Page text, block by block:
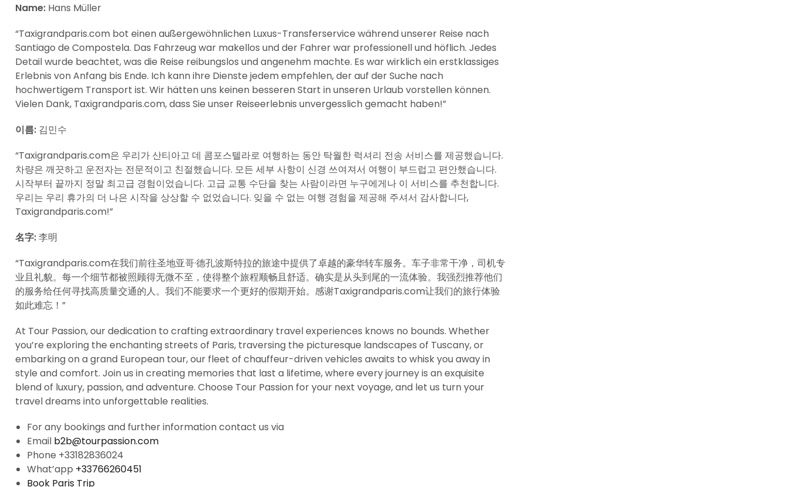
Name: Hans Müller
“Taxigrandparis.com bot einen außergewöhnlichen Luxus-Transferservice während unserer Reise nach
Santiago de Compostela. Das Fahrzeug war makellos und der Fahrer war professionell und höflich. Jedes
Detail wurde beachtet, was die Reise reibungslos und angenehm machte. Es war wirklich ein erstklassiges
Erlebnis von Anfang bis Ende. Ich kann ihre Dienste jedem empfehlen, der auf der Suche nach
hochwertigem Transport ist. Wir hätten uns keinen besseren Start in unseren Urlaub vorstellen können.
Vielen Dank, Taxigrandparis.com, dass Sie unser Reiseerlebnis unvergesslich gemacht haben!”
이름: 김민수
“Taxigrandparis.com은 우리가 산티아고 데 콤포스텔라로 여행하는 동안 탁월한 럭셔리 전송 서비스를 제공했습니다.
차량은 깨끗하고 운전자는 전문적이고 친절했습니다. 모든 세부 사항이 신경 쓰여져서 여행이 부드럽고 편안했습니다.
시작부터 끝까지 정말 최고급 경험이었습니다. 고급 교통 수단을 찾는 사람이라면 누구에게나 이 서비스를 추천합니다.
우리는 우리 휴가의 더 나은 시작을 상상할 수 없었습니다. 잊을 수 없는 여행 경험을 제공해 주셔서 감사합니다,
Taxigrandparis.com!”
名字:李明
“Taxigrandparis.com在我们前往圣地亚哥·德孔波斯特拉的旅途中提供了卓越的豪华转车服务。车子非常干净，司机专
业且礼貌。每一个细节都被照顾得无微不至，使得整个旅程顺畅且舒适。确实是从头到尾的一流体验。我强烈推荐他们
的服务给任何寻找高质量交通的人。我们不能要求一个更好的假期开始。感谢Taxigrandparis.com让我们的旅行体验
如此难忘！”
At Tour Passion, our dedication to crafting extraordinary travel experiences knows no bounds. Whether
you’re exploring the enchanting streets of Paris, traversing the picturesque landscapes of Tuscany, or
embarking on a grand European tour, our fleet of chauffeur-driven vehicles awaits to whisk you away in
style and comfort. Join us in creating memories that last a lifetime, where every journey is an exquisite
blend of luxury, passion, and adventure. Choose Tour Passion for your next voyage, and let us turn your
travel dreams into unforgettable realities.
For any bookings and further information contact us via
Email b2b@tourpassion.com
Phone +33182836024
What’app +33766260451
Book Paris Trip